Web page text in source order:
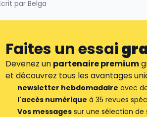
par Belga
Faites un essai
Devenez un partenaire premium
et découvrez tous les avantages
newsletter hebdomadaire avec
l'accès numérique à 35 revues
Vos messages sur une sélection de